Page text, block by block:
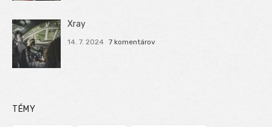
Xray
14. 7. 2024 7 komentárov
TÉMY